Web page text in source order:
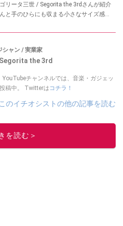
リータ三世 / Segorita the 3rdさんが紹介
と手のひらにも収まる小さなサイズ感
だとか！
ャン / 実業家
the 3rd
チャンネルでは、音楽・ガジェッ
稿中。 Twitterは コチラ！
このイチオシストの他の記事を読む
を読む＞